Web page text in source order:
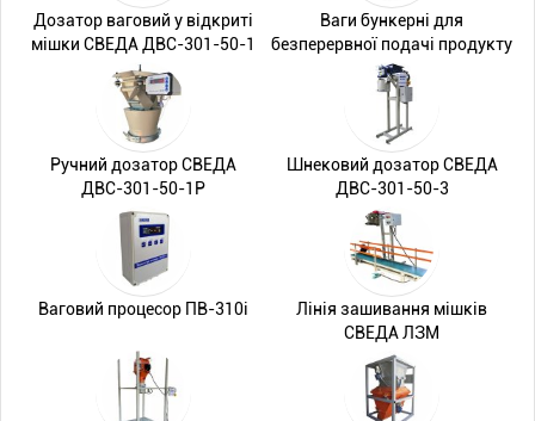
Дозатор ваговий у відкриті
мішки СВЕДА ДВС-301-50-1
Ваги бункерні для
безперервної подачі продукту
Ручний дозатор СВЕДА
ДВС-301-50-1Р
Шнековий дозатор СВЕДА
ДВС-301-50-3
Ваговий процесор ПВ-310i
Лінія зашивання мішків
СВЕДА ЛЗМ